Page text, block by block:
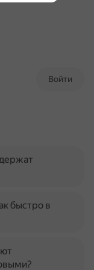
Войти
быстро в